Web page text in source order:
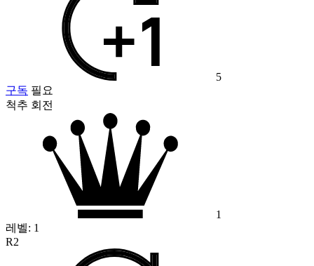
5
구독 필요
척추 회전
1
레벨: 1
R2